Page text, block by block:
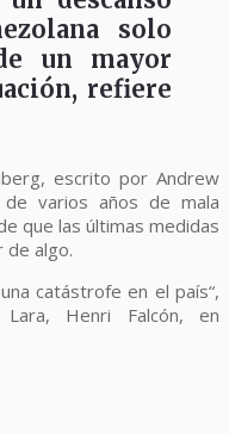
solo
un mayor
refiere
escrito por Andrew
varios años de mala
que las últimas medidas
de algo.
catástrofe en el país“,
Henri Falcón, en